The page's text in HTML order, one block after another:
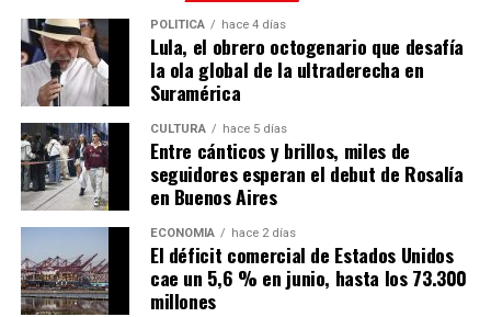
POLÍTICA hace 4 días
Lula, el obrero octogenario que desafía
la ola global de la ultraderecha en
Suramérica
CULTURA hace 5 días
Entre cánticos y brillos, miles de
seguidores esperan el debut de Rosalía
en Buenos Aires
ECONOMÍA hace 2 días
El déficit comercial de Estados Unidos
cae un 5,6 % en junio, hasta los 73.300
millones